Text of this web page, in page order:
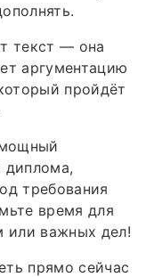
текст — она
аргументацию
пройдёт
диплома,
требования
время для
или важных дел!
прямо сейчас